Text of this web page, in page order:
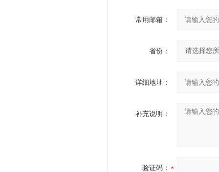
常用邮箱：
省份：
详细地址：
补充说明：
验证码：